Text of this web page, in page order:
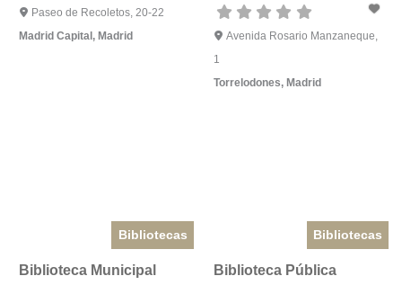
Paseo de Recoletos, 20-22
Madrid Capital, Madrid
Avenida Rosario Manzaneque,
1
Torrelodones,Madrid
Bibliotecas
Biblioteca Municipal
Bibliotecas
Biblioteca Pública